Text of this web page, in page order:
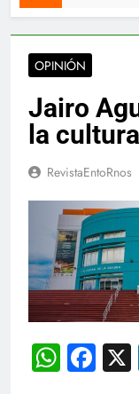
OPINIÓN
Jairo
la cultura
RevistaEntoRnos